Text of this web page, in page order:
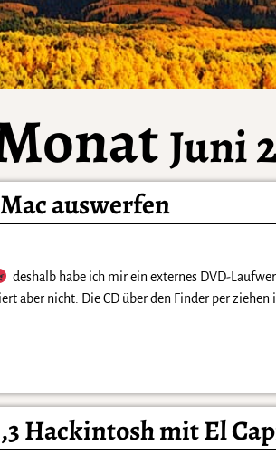
Juni
auswerfen
deshalb habe ich mir ein externes DVD-
aber nicht. Die CD über den Finder per ziehen
Hackintosh mit El